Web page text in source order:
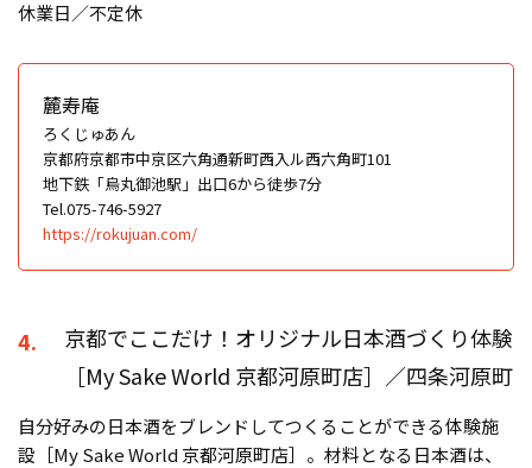
休業日／不定休
麓寿庵
ろくじゅあん
京都府京都市中京区六角通新町西入ル西六角町101
地下鉄「烏丸御池駅」出口6から徒歩7分
Tel.075-746-5927
https://rokujuan.com/
4.
京都でここだけ！オリジナル日本酒づくり体験
［My Sake World 京都河原町店］／四条河原町
自分好みの日本酒をブレンドしてつくることができる体験施
設［My Sake World 京都河原町店］。材料となる日本酒は、